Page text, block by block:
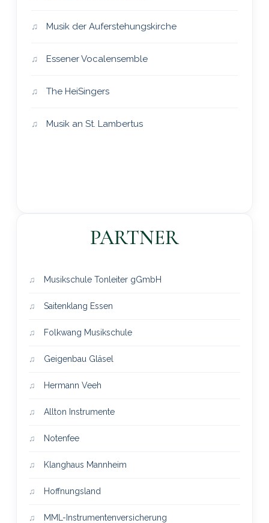
Musik der Auferstehungskirche
Essener Vocalensemble
The HeiSingers
Musik an St. Lambertus
PARTNER
Musikschule Tonleiter gGmbH
Saitenklang Essen
Folkwang Musikschule
Geigenbau Gläsel
Hermann Veeh
Allton Instrumente
Notenfee
Klanghaus Mannheim
Hoffnungsland
MML-Instrumentenversicherung